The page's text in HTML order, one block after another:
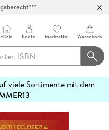
Filiale Konto Merkzettel Warenkorb
viele Sortimente mit dem